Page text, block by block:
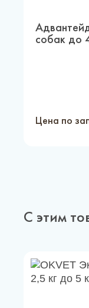
собак до
Цена по
С этим